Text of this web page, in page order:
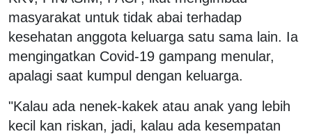
masyarakat untuk tidak abai terhadap
kesehatan anggota keluarga satu sama lain. Ia
mengingatkan Covid-19 gampang menular,
apalagi saat kumpul dengan keluarga.
"Kalau ada nenek-kakek atau anak yang lebih
kecil kan riskan, jadi, kalau ada kesempatan